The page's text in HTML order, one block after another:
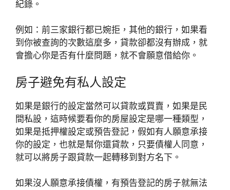
紀錄。
例如：前三家銀行都已婉拒，其他的銀行，如果看
到你被查詢的次數這麼多，貸款卻都沒有辦成，就
會擔心你是否有什麼問題，就不會願意借給你。
房子避免有私人設定
如果是銀行的設定當然可以貸款或買賣，如果是民
間私設，這時候要看你的房屋設定是哪一種類型，
如果是抵押權設定或預告登記，假如有人願意承接
你的設定，也就是幫你還貸款，只要債權人同意，
就可以將房子跟貸款一起轉移到對方名下。
如果沒人願意承接債權，有預告登記的房子就無法